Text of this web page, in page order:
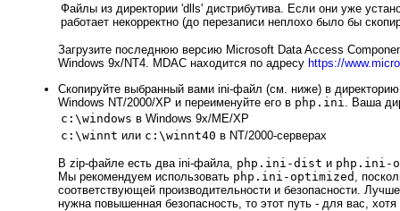
Файлы из директории 'dlls' дистрибутива. Если они уже
работает некорректно (до перезаписи неплохо было бы
Загрузите последнюю версию Microsoft Data Access
Windows 9x/NT4. MDAC находится по адресу https://
Скопируйте выбранный вами ini-файл (см. ниже) в
Windows NT/2000/XP и переименуйте его в php.ini
. Ваша
c:\windows в Windows 9x/ME/XP
c:\winnt или c:\winnt40 в NT/2000-серверах
В zip-файле есть два ini-файла, php.ini-dist и php.ini-
Мы рекомендуем использовать php.ini-optimized
,
соответствующей производительности и безопасности.
нужна повышенная безопасность, то этот путь - для вас,